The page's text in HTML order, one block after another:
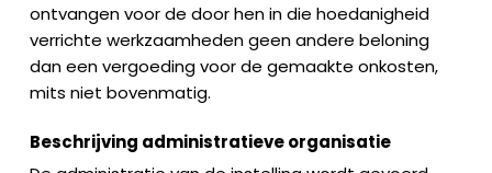
ontvangen voor de door hen in die hoedanigheid
verrichte werkzaamheden geen andere beloning
dan een vergoeding voor de gemaakte onkosten,
mits niet bovenmatig.
Beschrijving administratieve organisatie